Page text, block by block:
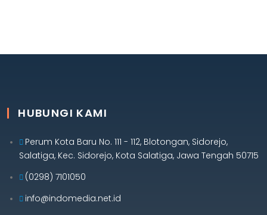
HUBUNGI KAMI
Perum Kota Baru No. 111 - 112, Blotongan, Sidorejo,
Salatiga, Kec. Sidorejo, Kota Salatiga, Jawa Tengah 50715
(0298) 7101050
info@indomedia.net.id